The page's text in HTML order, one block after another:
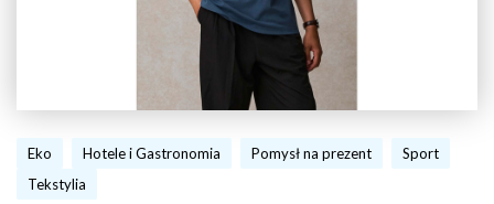
Eko Hotele i Gastronomia Pomysł na prezent
Sport
Tekstylia